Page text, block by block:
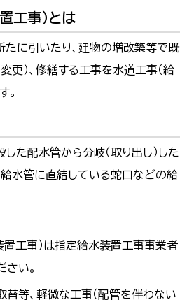
工事）とは
に引いたり、建物の増改築等で既
更）、修繕する工事を水道工事（給
。
た配水管から分岐（取り出し）した
水管に直結している蛇口などの給
置工事）は指定給水装置工事事業者
さい。
替等、軽微な工事（配管を伴わない